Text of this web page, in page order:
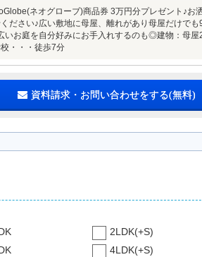
ネオグローブ)商品券 3万円分プレゼント♪お
ださい♪広い敷地に母屋、離れがあり母屋だけでも
お庭を自分好みにお手入れするのも◎建物：母屋
・・・徒歩7分
資料請求・お問い合わせをする(無料)
2LDK(+S)
4LDK(+S)